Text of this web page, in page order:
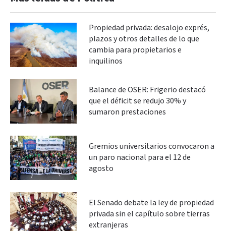
Propiedad privada: desalojo exprés,
plazos y otros detalles de lo que
cambia para propietarios e
inquilinos
Balance de OSER: Frigerio destacó
que el déficit se redujo 30% y
sumaron prestaciones
Gremios universitarios convocaron a
un paro nacional para el 12 de
agosto
El Senado debate la ley de propiedad
privada sin el capítulo sobre tierras
extranjeras